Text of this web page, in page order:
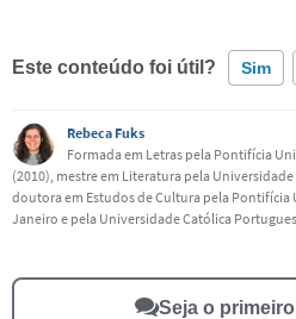
Este conteúdo foi útil? Sim
Este conteúdo contém informação
Este conteúdo não tem a
Rebeca Fuks
Formada em Letras pela Pontifícia
(2010), mestre em Literatura pela
doutora em Estudos de Cultura pela Pontifícia
Janeiro e pela Universidade Católica
Seja o